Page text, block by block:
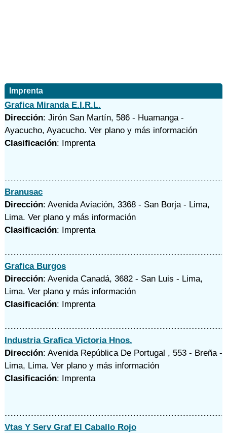
Imprenta
Grafica Miranda E.I.R.L.
Dirección: Jirón San Martín, 586 - Huamanga -
Ayacucho, Ayacucho. Ver plano y más información
Clasificación: Imprenta
Branusac
Dirección: Avenida Aviación, 3368 - San Borja - Lima,
Lima. Ver plano y más información
Clasificación: Imprenta
Grafica Burgos
Dirección: Avenida Canadá, 3682 - San Luis - Lima,
Lima. Ver plano y más información
Clasificación: Imprenta
Industria Grafica Victoria Hnos.
Dirección: Avenida República De Portugal , 553 - Breña -
Lima, Lima. Ver plano y más información
Clasificación: Imprenta
Vtas Y Serv Graf El Caballo Rojo